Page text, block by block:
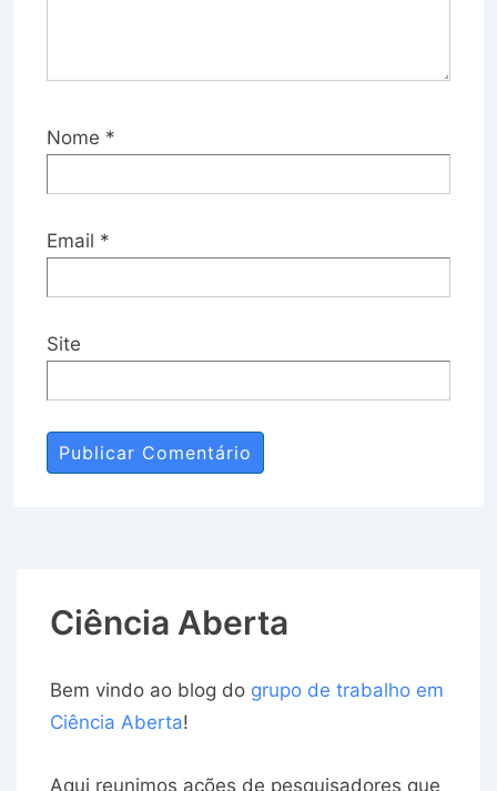
Nome *
Email *
Site
Ciência Aberta
Bem vindo ao blog do grupo de trabalho em
Ciência Aberta!
Aqui reunimos ações de pesquisadores que